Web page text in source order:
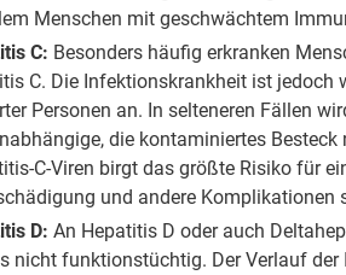
Menschen mit geschwächtem
C: Besonders häufig erkranken
C. Die Infektionskrankheit ist
Personen an. In selteneren Fällen
die kontaminiertes
C-Viren birgt das größte Risiko für
und andere Komplikationen
D: An Hepatitis D oder auch
nicht funktionstüchtig. Der Verlauf